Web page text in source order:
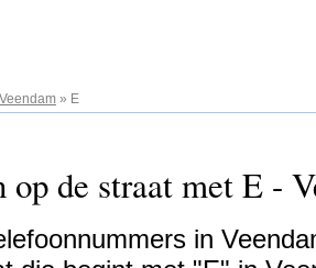
Veendam » E
de straat met E -
in